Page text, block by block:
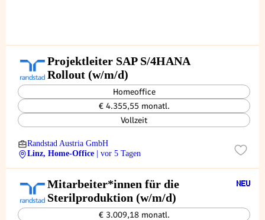
Projektleiter SAP S/4HANA
Rollout (w/m/d)
Homeoffice
€ 4.355,55 monatl.
Vollzeit
Randstad Austria GmbH
Linz, Home-Office
| vor 5 Tagen
Mitarbeiter*innen für die
Sterilproduktion (w/m/d)
€ 3.009,18 monatl.